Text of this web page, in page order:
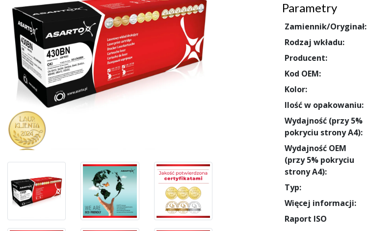
Parametry
Zamiennik/Oryginał:
Rodzaj wkładu:
Producent:
Kod OEM:
Kolor:
Ilość w opakowaniu:
Wydajność (przy 5%
pokryciu strony A4):
Wydajność OEM
(przy 5% pokryciu
strony A4):
Typ:
Więcej informacji:
Raport ISO